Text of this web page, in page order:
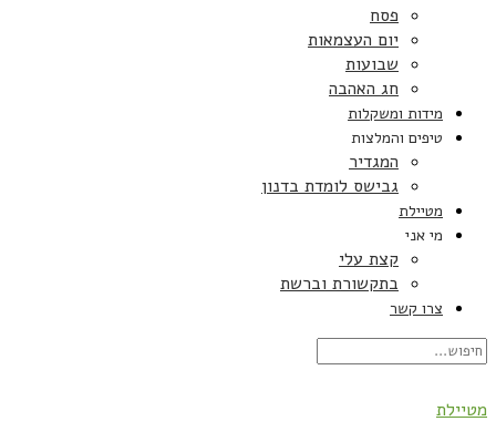
פסח
יום העצמאות
שבועות
חג האהבה
מידות ומשקלות
טיפים והמלצות
המגדיר
גבישס לומדת בדנון
מטיילת
מי אני
קצת עלי
בתקשורת וברשת
צרו קשר
מטיילת